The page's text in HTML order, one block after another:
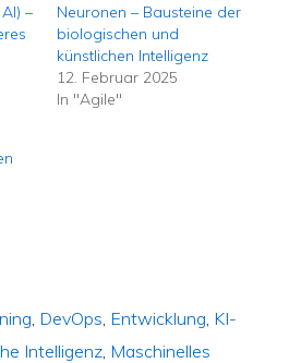
–
Neuronen – Bausteine der
biologischen und
künstlichen Intelligenz
12. Februar 2025
In "Agile"
DevOps Entwicklung KI-
Intelligenz, Maschinelles